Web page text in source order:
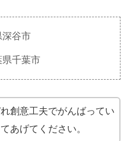
深谷市
県千葉市
創意工夫でがんばってい
あげてください。